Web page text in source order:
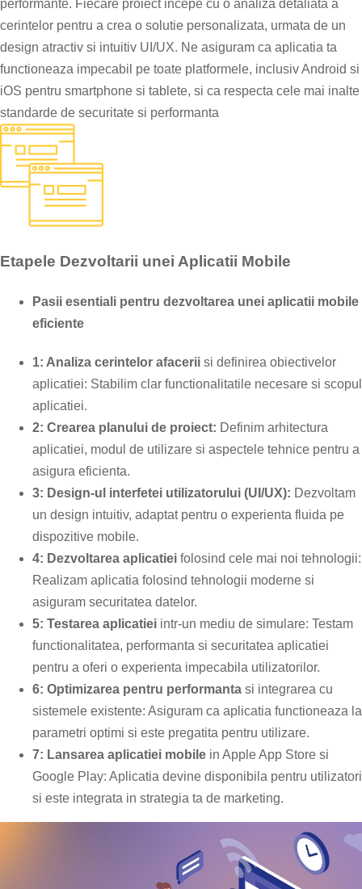
performante. Fiecare proiect incepe cu o analiza detaliata a
cerintelor pentru a crea o solutie personalizata, urmata de un
design atractiv si intuitiv UI/UX. Ne asiguram ca aplicatia ta
functioneaza impecabil pe toate platformele, inclusiv Android si
iOS pentru smartphone si tablete, si ca respecta cele mai inalte
standarde de securitate si performanta
Etapele Dezvoltarii unei Aplicatii Mobile
Pasii esentiali pentru dezvoltarea unei aplicatii mobile
eficiente
1: Analiza cerintelor afacerii si definirea obiectivelor
aplicatiei: Stabilim clar functionalitatile necesare si scopul
aplicatiei.
2: Crearea planului de proiect: Definim arhitectura
aplicatiei, modul de utilizare si aspectele tehnice pentru a
asigura eficienta.
3: Design-ul interfetei utilizatorului (UI/UX): Dezvoltam
un design intuitiv, adaptat pentru o experienta fluida pe
dispozitive mobile.
4: Dezvoltarea aplicatiei folosind cele mai noi tehnologii:
Realizam aplicatia folosind tehnologii moderne si
asiguram securitatea datelor.
5: Testarea aplicatiei intr-un mediu de simulare: Testam
functionalitatea, performanta si securitatea aplicatiei
pentru a oferi o experienta impecabila utilizatorilor.
6: Optimizarea pentru performanta si integrarea cu
sistemele existente: Asiguram ca aplicatia functioneaza la
parametri optimi si este pregatita pentru utilizare.
7: Lansarea aplicatiei mobile in Apple App Store si
Google Play: Aplicatia devine disponibila pentru utilizatori
si este integrata in strategia ta de marketing.